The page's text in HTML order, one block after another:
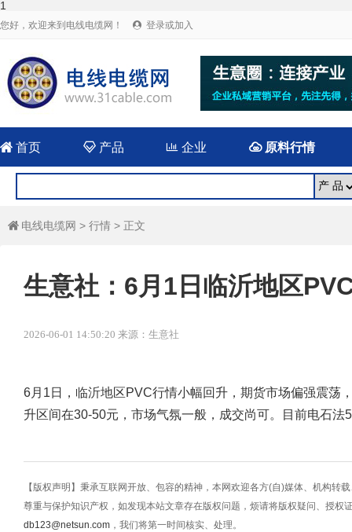
1
您好，欢迎来到电线电缆网！  登录或加入
 首页 产品  企业 原料行情
 电线电缆网 > 行情 > 正文
生意社：6月1日临沂地区
2026-06-01 14:50:20 来源：生意社
6月1日，临沂地区PVC行情小幅回升，期货市场偏强震荡
升区间在30-50元，市场气氛一般，成交尚可。目前电石
【版权声明】秉承互联网开放、包容的精神，本网欢迎各方(自)媒体、机构转
尊重与保护知识产权，如发现本站文章存在版权问题，烦请将版权疑问、授权
db123@netsun.com ，我们将第一时间核实、处理。